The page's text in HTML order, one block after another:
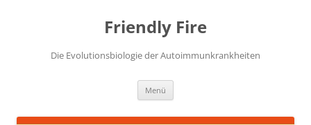
Friendly Fire
Die Evolutionsbiologie der Autoimmunkrankheiten
Menü